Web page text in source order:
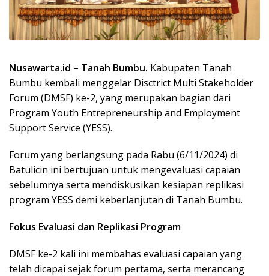
Nusawarta.id – Tanah Bumbu. Kabupaten Tanah
Bumbu kembali menggelar Disctrict Multi Stakeholder
Forum (DMSF) ke-2, yang merupakan bagian dari
Program Youth Entrepreneurship and Employment
Support Service (YESS).
Forum yang berlangsung pada Rabu (6/11/2024) di
Batulicin ini bertujuan untuk mengevaluasi capaian
sebelumnya serta mendiskusikan kesiapan replikasi
program YESS demi keberlanjutan di Tanah Bumbu.
Fokus Evaluasi dan Replikasi Program
DMSF ke-2 kali ini membahas evaluasi capaian yang
telah dicapai sejak forum pertama, serta merancang